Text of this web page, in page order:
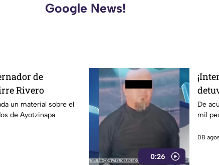
Google News!
de
Rivero
un material sobre el
de Ayotzinapa
0:26
de
De
mil
08